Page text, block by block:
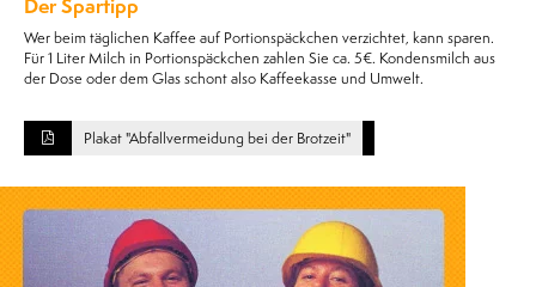
Der Spartipp
Wer beim täglichen Kaffee auf Portionspäckchen verzichtet, kann sparen.
Für 1 Liter Milch in Portionspäckchen zahlen Sie ca. 5€. Kondensmilch aus
der Dose oder dem Glas schont also Kaffeekasse und Umwelt.
Plakat "Abfallvermeidung bei der Brotzeit"